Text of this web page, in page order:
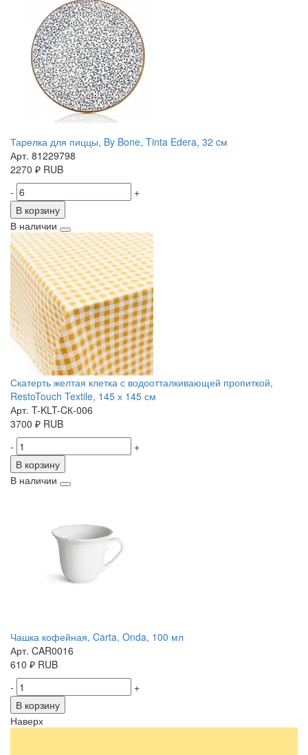
Тарелка для пиццы, By Bone, Tinta Edera, 32 cм
Арт. 81229798
2270 ₽ RUB
-
+
В корзину
В наличии
Скатерть желтая клетка с водоотталкивающей пропиткой,
RestoTouch Textile, 145 х 145 см
Арт. T-KLT-CК-006
3700 ₽ RUB
-
+
В корзину
В наличии
Чашка кофейная, Carta, Onda, 100 мл
Арт. CAR0016
610 ₽ RUB
-
+
В корзину
Наверх